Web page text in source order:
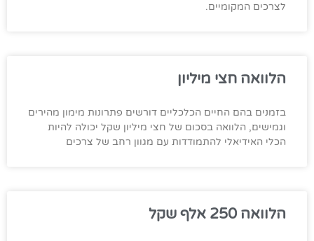
לצרכים המקומיים.
הלוואה חצי מיליון
בזמנים בהם החיים הכלכליים דורשים פתרונות מימון מהירים
וגמישים, הלוואה בסכום של חצי מיליון שקל יכולה להיות
הכלי האידיאלי להתמודדות עם מגוון רחב של צרכים
הלוואה 250 אלף שקל